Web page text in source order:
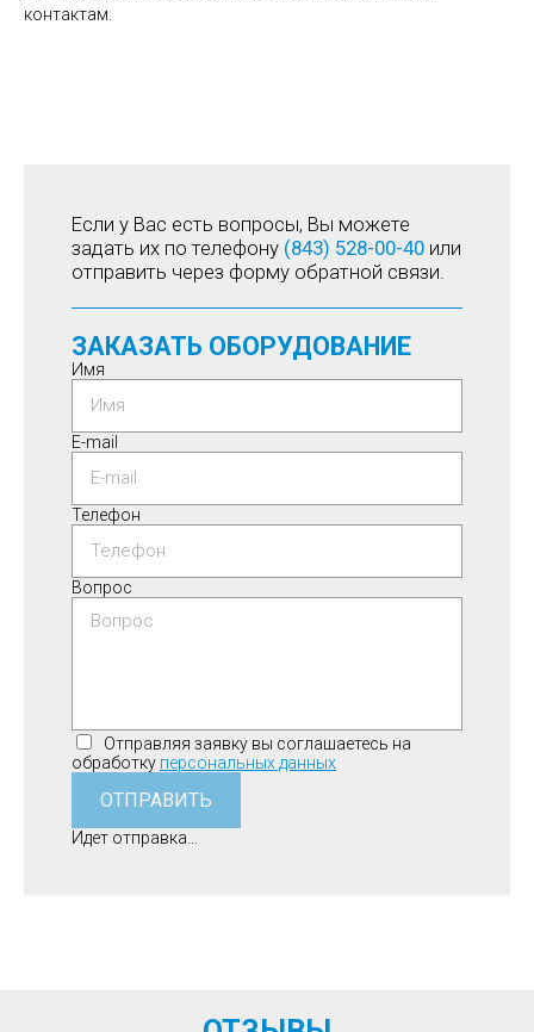
контактам.
Если у Вас есть вопросы, Вы можете
задать их по телефону (843) 528-00-40 или
отправить через форму обратной связи.
ЗАКАЗАТЬ ОБОРУДОВАНИЕ
Имя
E-mail
Телефон
Вопрос
Отправляя заявку вы соглашаетесь на
обработку персональных данных
ОТПРАВИТЬ
Идет отправка...